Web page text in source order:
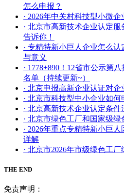
怎么申报？
· 2026年中关村科技型小微
· 北京市高新技术企业认定
告诉你！
· 专精特新小巨人企业怎么
与意义
· 1778+890！12省市公示第
名单（持续更新~）
· 北京申报高新企业认证对
· 北京市科技型中小企业如
· 北京高新技术企业认定条
· 北京市绿色工厂和国家级
· 2026年重点专精特新小巨
详解
· 北京市2026年市级绿色工
THE END
免责声明：